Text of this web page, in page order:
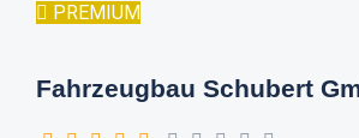
PREMIUM
Fahrzeugbau Schubert